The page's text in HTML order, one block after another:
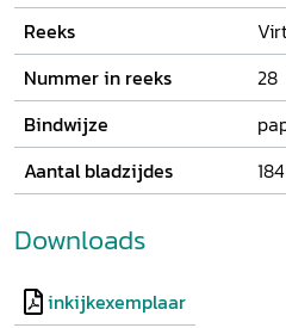
Reeks
Nummer in reeks
28
Bindwijze
Aantal bladzijdes
184
Downloads
inkijkexemplaar